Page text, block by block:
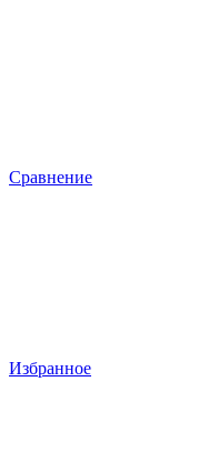
Сравнение
Избранное